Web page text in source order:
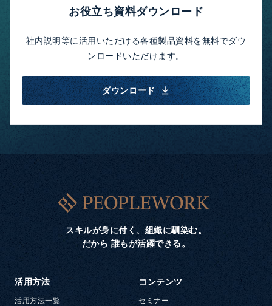
お役立ち資料ダウンロード
社内説明等に活用いただける各種製品資料を無料でダウ
ンロードいただけます。
ダウンロード
スキルが身に付く、組織に馴染む。
だから 誰もが活躍できる。
活用方法
活用方法一覧
コンテンツ
セミナー